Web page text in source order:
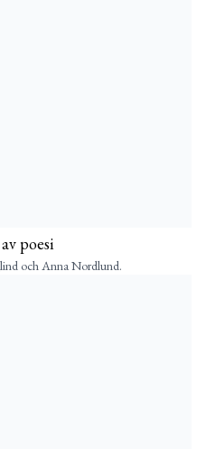
poesi
och Anna Nordlund.